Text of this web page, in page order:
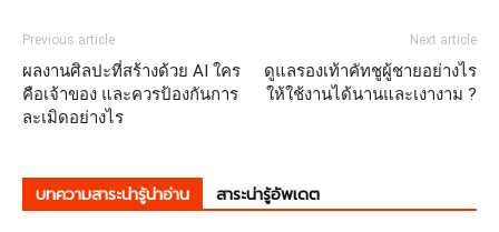
Previous article
ผลงานศิลปะที่สร้างด้วย AI ใคร
คือเจ้าของ และควรป้องกันการ
ละเมิดอย่างไร
Next article
ดูแลรองเท้าคัทชูผู้ชายอย่างไร
ให้ใช้งานได้นานและเงางาม ?
บทความสาระน่ารู้น่าอ่าน สาระน่ารู้อัพเดต